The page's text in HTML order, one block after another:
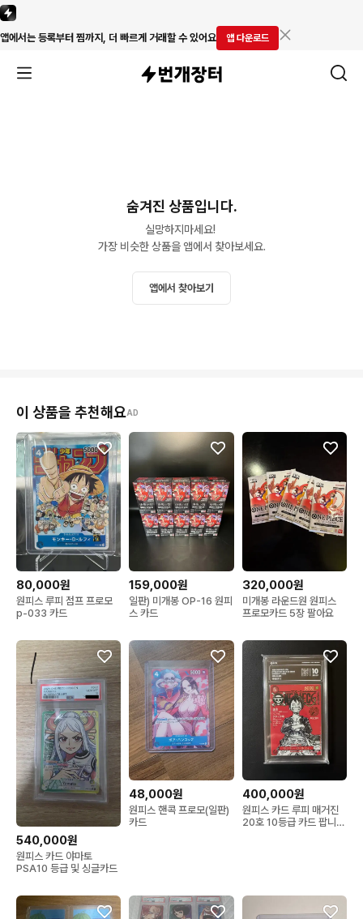
앱에서는 등록부터 찜까지, 더 빠르게 거래할 수 있어요 앱 다운로드
숨겨진 상품입니다.
실망하지마세요!
가장 비슷한 상품을 앱에서 찾아보세요.
앱에서 찾아보기
이 상품을 추천해요AD
80,000원
원피스 루피 점프 프로모
p-033 카드
159,000원
일판) 미개봉 OP-16 원피
스 카드
320,000원
미개봉 라운드원 원피스
프로모카드 5장 팔아요
540,000원
원피스 카드 야마토
PSA10 등급 및 싱글카드
48,000원
원피스 핸콕 프로모(일판)
카드
400,000원
원피스 카드 루피 매거진
20호 10등급 카드 팝니